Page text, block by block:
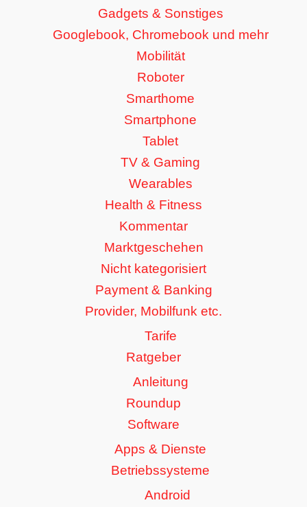
Gadgets & Sonstiges
Googlebook, Chromebook und mehr
Mobilität
Roboter
Smarthome
Smartphone
Tablet
TV & Gaming
Wearables
Health & Fitness
Kommentar
Marktgeschehen
Nicht kategorisiert
Payment & Banking
Provider, Mobilfunk etc.
Tarife
Ratgeber
Anleitung
Roundup
Software
Apps & Dienste
Betriebssysteme
Android